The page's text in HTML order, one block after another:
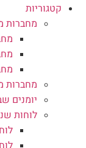
קטגוריות
מחברות
מחברות
יומנים
לוחות